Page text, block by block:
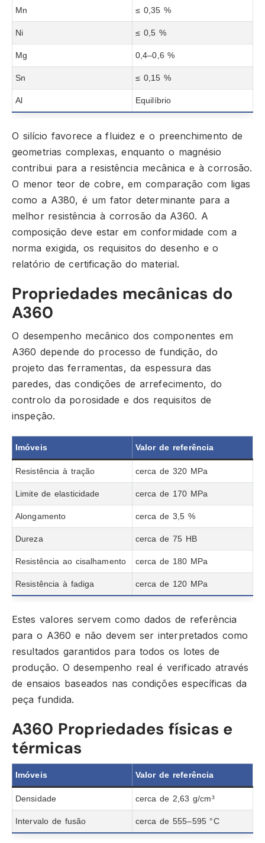
Mn ≤ 0,35 %
Ni ≤ 0,5 %
Mg 0,4–0,6 %
Sn ≤ 0,15 %
Al Equilíbrio
O silício favorece a fluidez e o preenchimento de
geometrias complexas, enquanto o magnésio
contribui para a resistência mecânica e à corrosão.
O menor teor de cobre, em comparação com ligas
como a A380, é um fator determinante para a
melhor resistência à corrosão da A360. A
composição deve estar em conformidade com a
norma exigida, os requisitos do desenho e o
relatório de certificação do material.
Propriedades mecânicas do
A360
O desempenho mecânico dos componentes em
A360 depende do processo de fundição, do
projeto das ferramentas, da espessura das
paredes, das condições de arrefecimento, do
controlo da porosidade e dos requisitos de
inspeção.
Imóveis Valor de referência
Resistência à tração cerca de 320 MPa
Limite de elasticidade cerca de 170 MPa
Alongamento cerca de 3,5 %
Dureza cerca de 75 HB
Resistência ao cisalhamento cerca de 180 MPa
Resistência à fadiga cerca de 120 MPa
Estes valores servem como dados de referência
para o A360 e não devem ser interpretados como
resultados garantidos para todos os lotes de
produção. O desempenho real é verificado através
de ensaios baseados nas condições específicas da
peça fundida.
A360 Propriedades físicas e
térmicas
Imóveis Valor de referência
Densidade cerca de 2,63 g/cm³
Intervalo de fusão cerca de 555–595 °C